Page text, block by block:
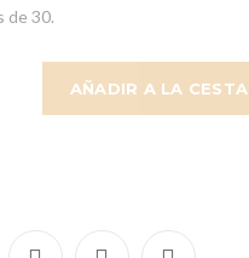
de 30.
AÑADIR A LA CESTA